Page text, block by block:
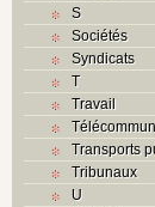
S
Sociétés
Syndicats
T
Travail
Transports
Tribunaux
U